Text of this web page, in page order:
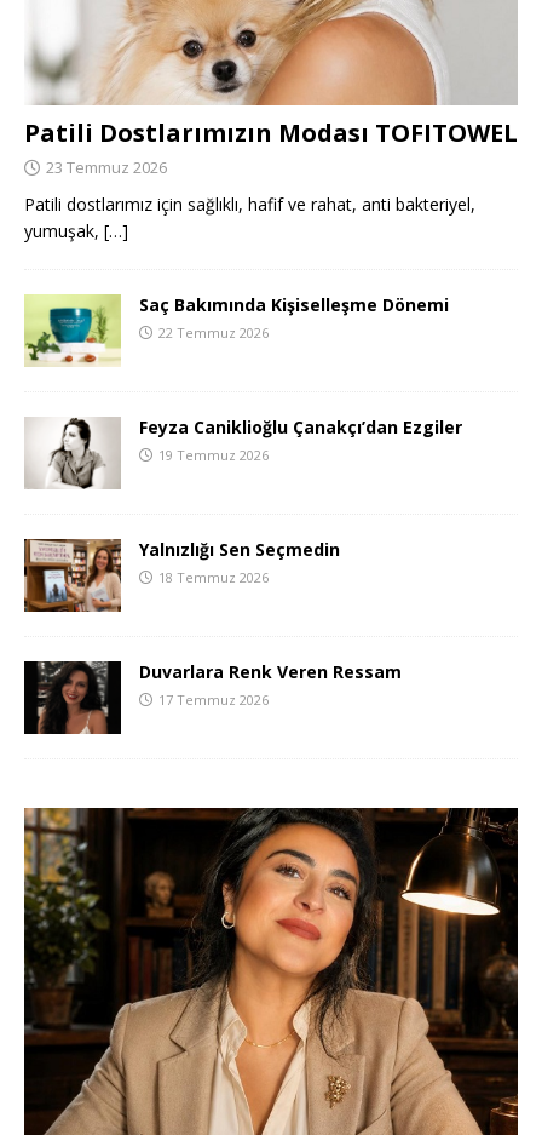
Patili Dostlarımızın Modası TOFITOWEL
23 Temmuz 2026
Patili dostlarımız için sağlıklı, hafif ve rahat, anti bakteriyel,
yumuşak, […]
Saç Bakımında Kişiselleşme Dönemi
22 Temmuz 2026
Feyza Caniklioğlu Çanakçı’dan Ezgiler
19 Temmuz 2026
Yalnızlığı Sen Seçmedin
18 Temmuz 2026
Duvarlara Renk Veren Ressam
17 Temmuz 2026